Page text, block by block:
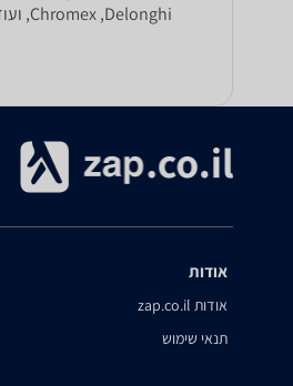
,Chromex ,Delonghi ועוד.
אודות
אודות zap.co.il
תנאי שימוש